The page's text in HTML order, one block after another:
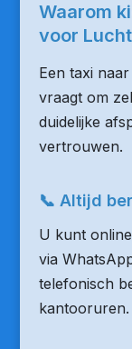
Waarom
voor
Een taxi
vraagt om
duidelijke
vertrouwen.
📞 Altijd
U kunt
via
telefonisch
kantooruren.